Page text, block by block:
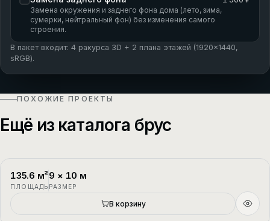
Замена окружения и заднего фона дома (лето, зима,
сумерки, нейтральный фон) без изменения самого
строения.
В пакет входит: 4 ракурса 3D + 2 плана этажей (1920×1440,
sRGB).
ПОХОЖИЕ ПРОЕКТЫ
Ещё из каталога брус
П-1
135.6 м²
ПЛОЩАДЬ
9 × 10 м
РАЗМЕР
В корзину